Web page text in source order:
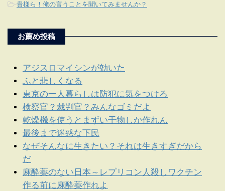
-貴様ら！俺の言うことを聞いてみませんか？
お薦め投稿
アジスロマイシンが効いた
ふと悲しくなる
東京の一人暮らしは防犯に気をつけろ
検察官？裁判官？みんなゴミだよ
乾燥機を使うとまずい干物しか作れん
最後まで迷惑な下民
なぜそんなに生きたい？それは生きすぎだから
だ
麻酔薬のない日本～レプリコン人殺しワクチン
作る前に麻酔薬作れよ